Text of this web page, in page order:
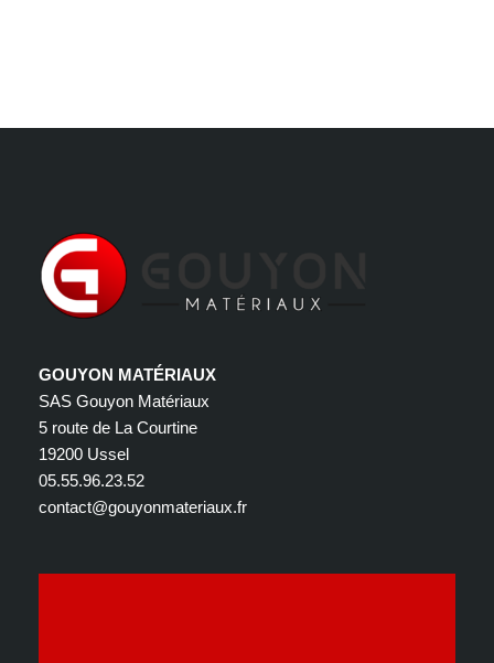
GOUYON MATÉRIAUX
SAS Gouyon Matériaux
5 route de La Courtine
19200 Ussel
05.55.96.23.52
contact@gouyonmateriaux.fr